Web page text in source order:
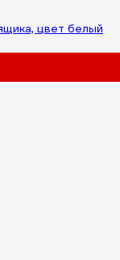
цвет белый